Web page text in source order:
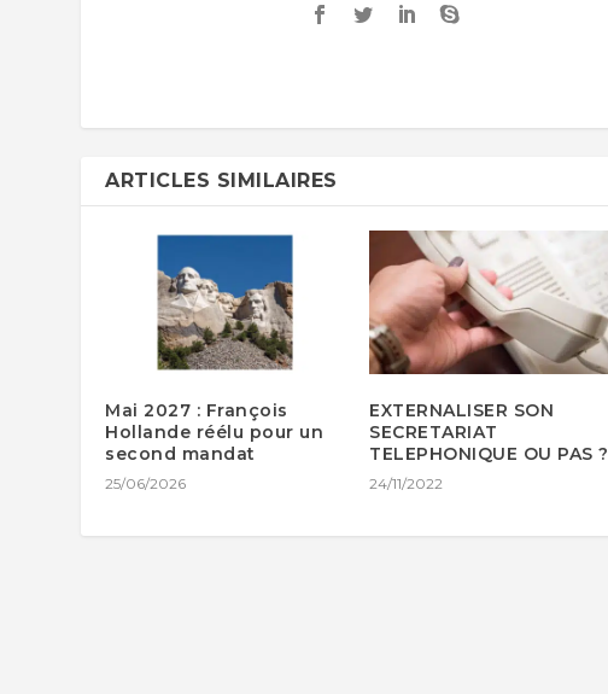
ARTICLES SIMILAIRES
Mai 2027 : François
Hollande réélu pour un
second mandat
25/06/2026
EXTERNALISER SON
SECRETARIAT
TELEPHONIQUE OU PAS ?
24/11/2022